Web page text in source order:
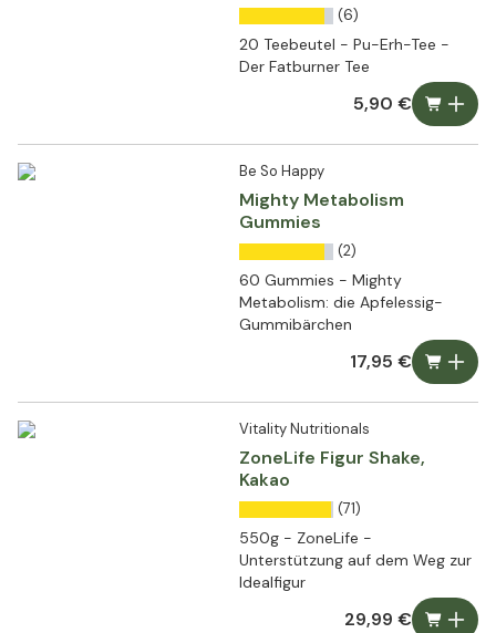
(6)
20 Teebeutel - Pu-Erh-Tee -
Der Fatburner Tee
5,90 €
Be So Happy
Mighty Metabolism
Gummies
(2)
60 Gummies - Mighty
Metabolism: die Apfelessig-
Gummibärchen
17,95 €
Vitality Nutritionals
ZoneLife Figur Shake,
Kakao
(71)
550g - ZoneLife -
Unterstützung auf dem Weg zur
Idealfigur
29,99 €